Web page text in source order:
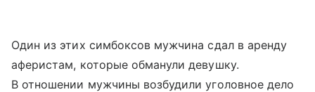
Один из этих симбоксов мужчина сдал в аренду
аферистам, которые обманули девушку.
В отношении мужчины возбудили уголовное дело